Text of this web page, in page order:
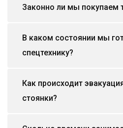
Законно ли мы покупаем
В каком состоянии мы
спецтехнику?
Как происходит
стоянки?